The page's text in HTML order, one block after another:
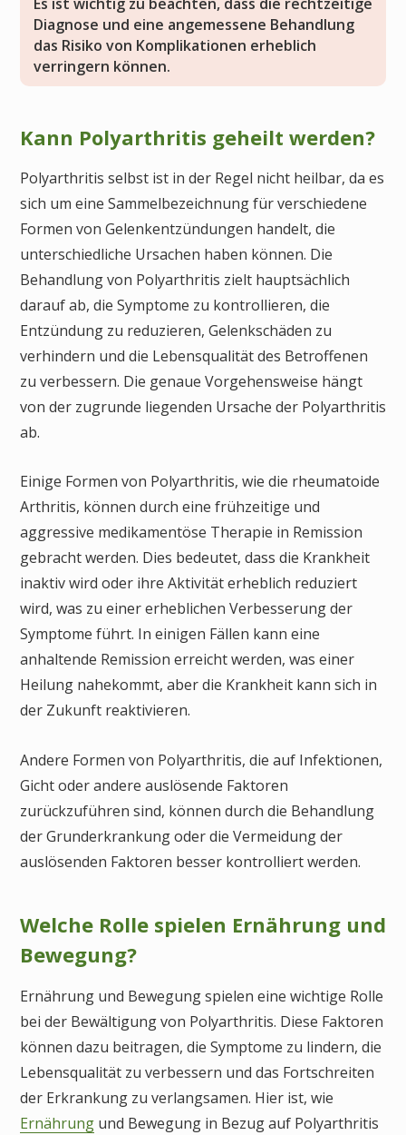
Diagnose und eine angemessene Behandlung
das Risiko von Komplikationen erheblich
verringern können.
Kann Polyarthritis geheilt werden?
Polyarthritis selbst ist in der Regel nicht heilbar, da es
sich um eine Sammelbezeichnung für verschiedene
Formen von Gelenkentzündungen handelt, die
unterschiedliche Ursachen haben können. Die
Behandlung von Polyarthritis zielt hauptsächlich
darauf ab, die Symptome zu kontrollieren, die
Entzündung zu reduzieren, Gelenkschäden zu
verhindern und die Lebensqualität des Betroffenen
zu verbessern. Die genaue Vorgehensweise hängt
von der zugrunde liegenden Ursache der Polyarthritis
ab.
Einige Formen von Polyarthritis, wie die rheumatoide
Arthritis, können durch eine frühzeitige und
aggressive medikamentöse Therapie in Remission
gebracht werden. Dies bedeutet, dass die Krankheit
inaktiv wird oder ihre Aktivität erheblich reduziert
wird, was zu einer erheblichen Verbesserung der
Symptome führt. In einigen Fällen kann eine
anhaltende Remission erreicht werden, was einer
Heilung nahekommt, aber die Krankheit kann sich in
der Zukunft reaktivieren.
Andere Formen von Polyarthritis, die auf Infektionen,
Gicht oder andere auslösende Faktoren
zurückzuführen sind, können durch die Behandlung
der Grunderkrankung oder die Vermeidung der
auslösenden Faktoren besser kontrolliert werden.
Welche Rolle spielen Ernährung und
Bewegung?
Ernährung und Bewegung spielen eine wichtige Rolle
bei der Bewältigung von Polyarthritis. Diese Faktoren
können dazu beitragen, die Symptome zu lindern, die
Lebensqualität zu verbessern und das Fortschreiten
der Erkrankung zu verlangsamen. Hier ist, wie
Ernährung und Bewegung in Bezug auf Polyarthritis